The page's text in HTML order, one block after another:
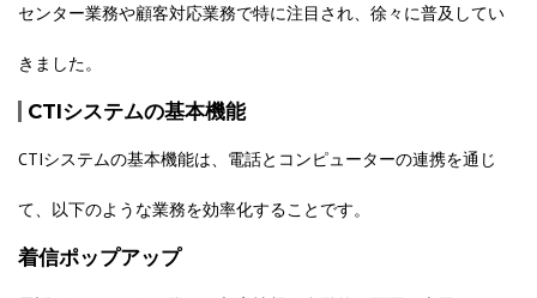
センター業務や顧客対応業務で特に注目され、徐々に普及してい
きました。
CTIシステムの基本機能
CTIシステムの基本機能は、電話とコンピューターの連携を通じ
て、以下のような業務を効率化することです。
着信ポップアップ